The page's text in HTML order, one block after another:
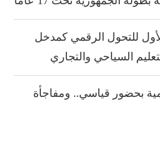
للتحول الرقمي كمدخل
السياحي والتجاري
بحضور قياسي.. ومفاجأة